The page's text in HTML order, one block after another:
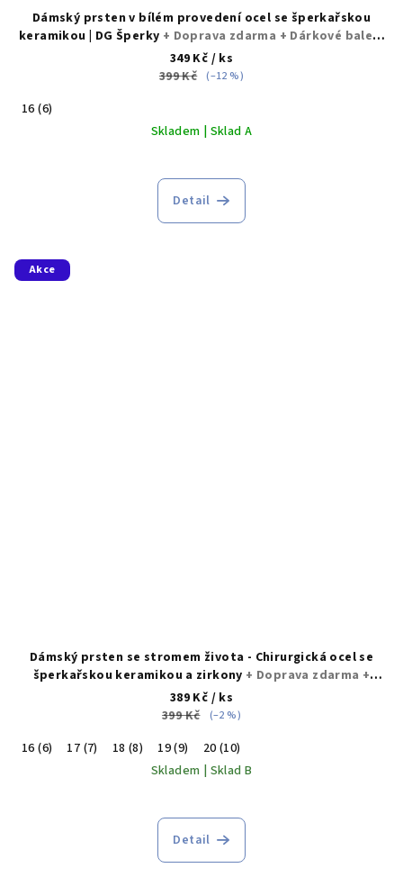
Dámský prsten v bílém provedení ocel se šperkařskou
keramikou | DG Šperky + Doprava zdarma + Dárkové balení
zdarma
349 Kč / ks
399 Kč (–12 %)
16 (6)
Skladem | Sklad A
Detail
Akce
Dámský prsten se stromem života - Chirurgická ocel se
šperkařskou keramikou a zirkony + Doprava zdarma +
Dárkové balení zdarma
389 Kč / ks
399 Kč
(–2 %)
16 (6) 17 (7) 18 (8) 19 (9)
20 (10)
Skladem | Sklad B
hodnocení
produktu
Detail